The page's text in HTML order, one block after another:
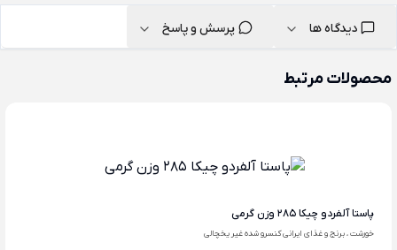
دیدگاه ها پرسش و پاسخ
محصولات مرتبط
پاستا آلفردو چیکا 285 وزن گرمی
خورشت ، برنج و غذای ایرانی کنسرو شده غیر یخچالی